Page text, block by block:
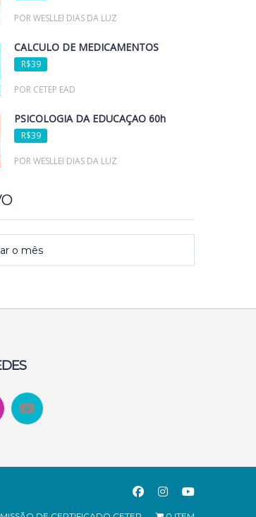
POR WESLLEI DIAS DA LUZ
CÁLCULO DE MEDICAMENTOS
R$39
POR CETEP EAD
PSICOLOGIA DA EDUCAÇÃO 60h
R$39
POR WESLLEI DIAS DA LUZ
o mês